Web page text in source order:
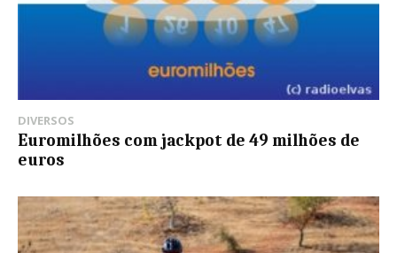
DIVERSOS
Euromilhões com jackpot de 49 milhões de
euros